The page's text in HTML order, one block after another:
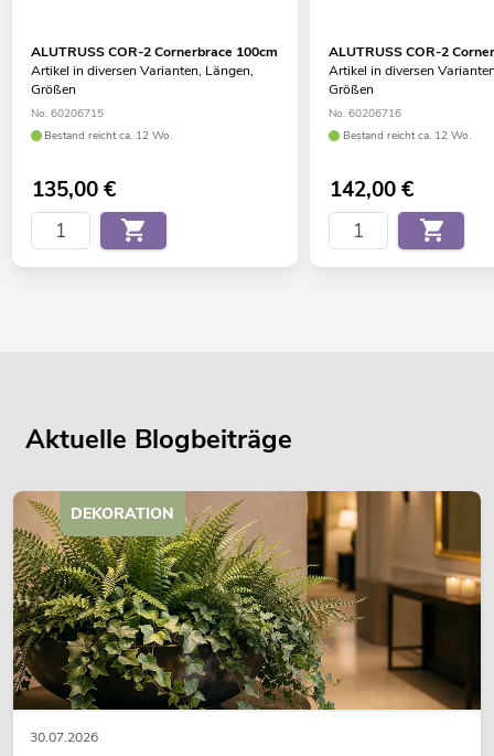
ALUTRUSS COR-2 Cornerbrace 100cm
Artikel in diversen Varianten, Längen,
Größen
No. 60206715
Bestand reicht ca. 12 Wo.
135,00€
ALUTRUSS COR-2
Artikel in diversen
Größen
No. 60206716
Bestand reicht ca. 12 Wo.
142,00€
Aktuelle Blogbeiträge
30.07.2026
DEKORATION